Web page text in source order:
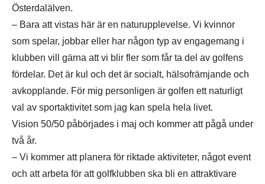
Österdalälven.
– Bara att vistas här är en naturupplevelse. Vi kvinnor
som spelar, jobbar eller har någon typ av engagemang i
klubben vill gärna att vi blir fler som får ta del av golfens
fördelar. Det är kul och det är socialt, hälsofrämjande och
avkopplande. För mig personligen är golfen ett naturligt
val av sportaktivitet som jag kan spela hela livet.
Vision 50/50 påbörjades i maj och kommer att pågå under
två år.
– Vi kommer att planera för riktade aktiviteter, något event
och att arbeta för att golfklubben ska bli en attraktivare